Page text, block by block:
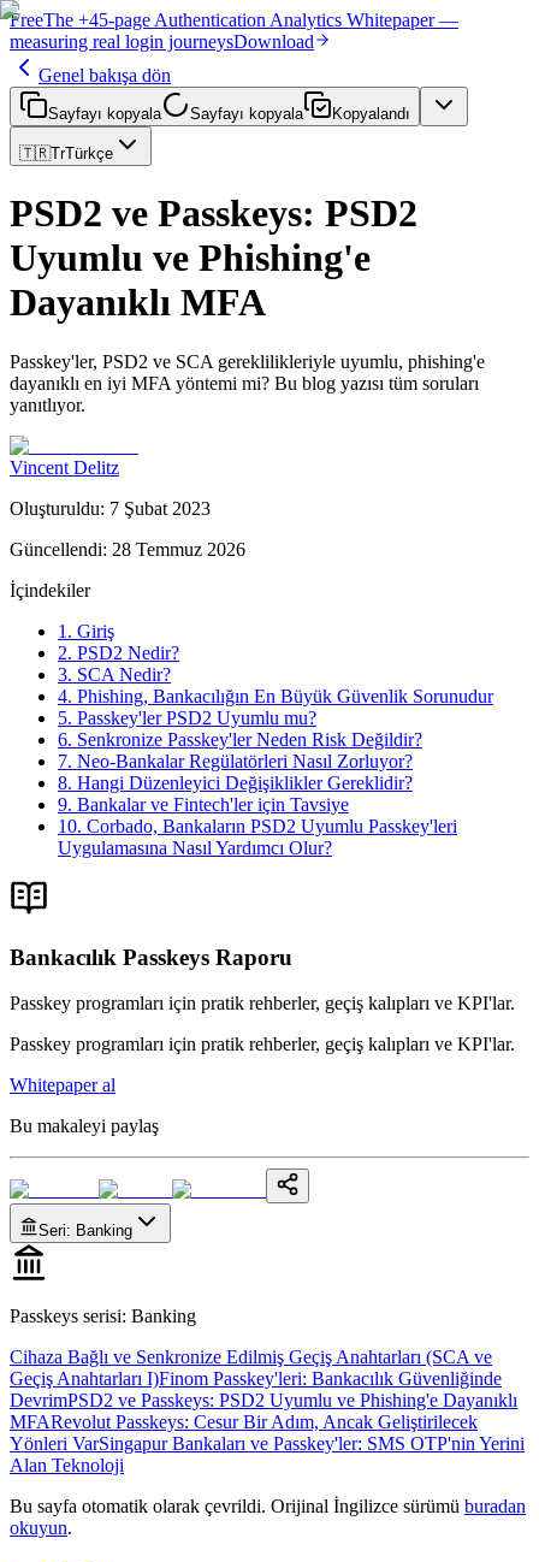
FreeThe +45-page Authentication Analytics Whitepaper —
measuring real login journeysDownload
Genel bakışa dön
Sayfayı kopyala Sayfayı kopyala Kopyalandı
🇹🇷TrTürkçe
PSD2 ve Passkeys: PSD2
Uyumlu ve Phishing'e
Dayanıklı MFA
Passkey'ler, PSD2 ve SCA gereklilikleriyle uyumlu, phishing'e
dayanıklı en iyi MFA yöntemi mi? Bu blog yazısı tüm soruları
yanıtlıyor.
Vincent Delitz
Oluşturuldu: 7 Şubat 2023
Güncellendi: 28 Temmuz 2026
İçindekiler
1. Giriş
2. PSD2 Nedir?
3. SCA Nedir?
4. Phishing, Bankacılığın En Büyük Güvenlik Sorunudur
5. Passkey'ler PSD2 Uyumlu mu?
6. Senkronize Passkey'ler Neden Risk Değildir?
7. Neo-Bankalar Regülatörleri Nasıl Zorluyor?
8. Hangi Düzenleyici Değişiklikler Gereklidir?
9. Bankalar ve Fintech'ler için Tavsiye
10. Corbado, Bankaların PSD2 Uyumlu Passkey'leri
Uygulamasına Nasıl Yardımcı Olur?
Bankacılık Passkeys Raporu
Passkey programları için pratik rehberler, geçiş kalıpları ve KPI'lar.
Passkey programları için pratik rehberler, geçiş kalıpları ve KPI'lar.
Whitepaper al
Bu makaleyi paylaş
Seri: Banking
Passkeys serisi: Banking
Cihaza Bağlı ve Senkronize Edilmiş Geçiş Anahtarları (SCA ve
Geçiş Anahtarları I)Finom Passkey'leri: Bankacılık Güvenliğinde
DevrimPSD2 ve Passkeys: PSD2 Uyumlu ve Phishing'e Dayanıklı
MFARevolut Passkeys: Cesur Bir Adım, Ancak Geliştirilecek
Yönleri VarSingapur Bankaları ve Passkey'ler: SMS OTP'nin Yerini
Alan Teknoloji
Bu sayfa otomatik olarak çevrildi. Orijinal İngilizce sürümü buradan
okuyun.